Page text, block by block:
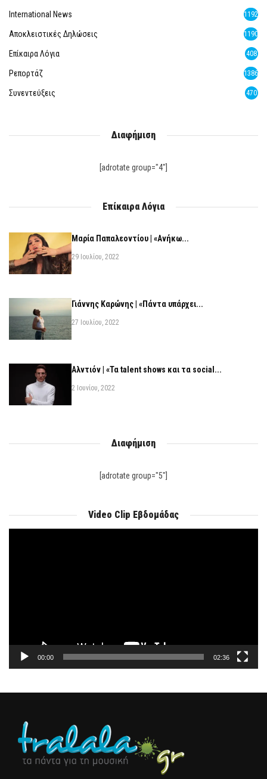
International News 1192
Αποκλειστικές Δηλώσεις 1190
Επίκαιρα Λόγια 408
Ρεπορτάζ 1386
Συνεντεύξεις 470
Διαφήμιση
[adrotate group="4"]
Επίκαιρα Λόγια
Μαρία Παπαλεοντίου | «Ανήκω...
29 Ιουλίου, 2022
Γιάννης Καρώνης | «Πάντα υπάρχει...
27 Ιουλίου, 2022
Αλντιόν | «Τα talent shows και τα social...
2 Ιουνίου, 2022
Διαφήμιση
[adrotate group="5"]
Video Clip Εβδομάδας
00:00 02:36